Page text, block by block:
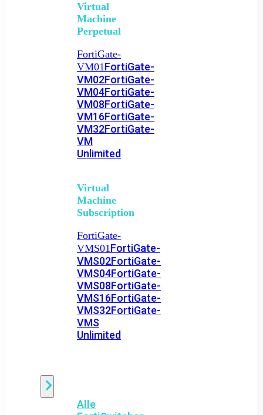
Virtual
Machine
Perpetual
FortiGate-
VM01FortiGate-
VM02FortiGate-
VM04FortiGate-
VM08FortiGate-
VM16FortiGate-
VM32FortiGate-
VM
Unlimited
Virtual
Machine
Subscription
FortiGate-
VMS01FortiGate-
VMS02FortiGate-
VMS04FortiGate-
VMS08FortiGate-
VMS16FortiGate-
VMS32FortiGate-
VMS
Unlimited
Alle